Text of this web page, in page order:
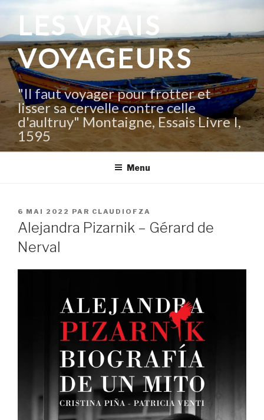
contenu
principal
LES VRAIS
VOYAGEURS
"Il faut voyager pour frotter et
lisser sa cervelle contre celle
d'aultruy" Montaigne, Essais Livre I,
1595
Menu
PUBLIÉ
LE
6 MAI 2022 PAR CLAUDIOFZA
Alejandra Pizarnik – Gérard de
Nerval